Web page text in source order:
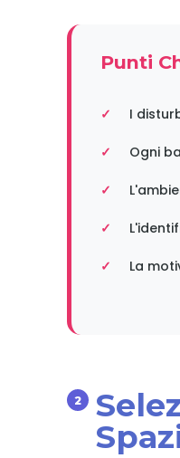
Punti
I
Ogni
La